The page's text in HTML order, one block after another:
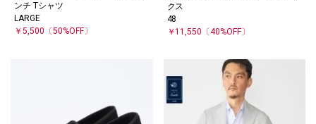
ンチ Tシャツ
LARGE
￥5,500 〔50%OFF〕
クス
48
￥11,550 〔40%OFF〕